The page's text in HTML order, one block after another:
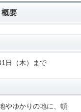
概要
日（木）まで
やゆかりの地に、頓